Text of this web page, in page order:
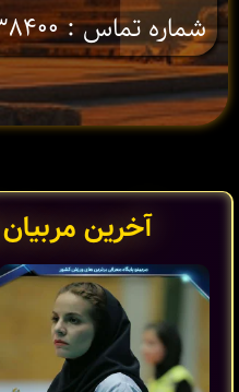
شماره تماس : ۰۹۱۳۶۲۳۸۴۰۰
آخرین